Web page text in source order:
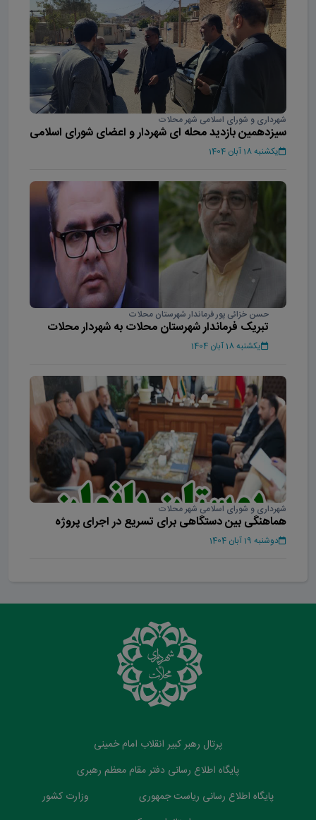
شهرداری و شورای اسلامی شهر محلات
سیزدهمین بازدید محله ای شهردار و اعضای شورای اسلامی
شهر محلات
یکشنبه 18 آبان 1404
حسن خزائی پور فرماندار شهرستان محلات
تبریک فرماندار شهرستان محلات به شهردار محلات
یکشنبه 18 آبان 1404
شهرداری و شورای اسلامی شهر محلات
هماهنگی بین دستگاهی برای تسریع در اجرای پروژه
بوستان بانوان محلات
دوشنبه 19 آبان 1404
پرتال رهبر کبیر انقلاب امام خمینی
پایگاه اطلاع رسانی دفتر مقام معظم رهبری
پایگاه اطلاع رسانی ریاست جمهوری
وزارت کشور